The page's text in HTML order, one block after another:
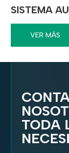
SISTEMA
VER MÁS
TODA